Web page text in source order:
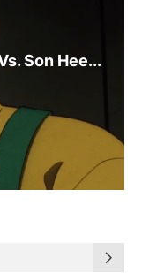
Son Hee...